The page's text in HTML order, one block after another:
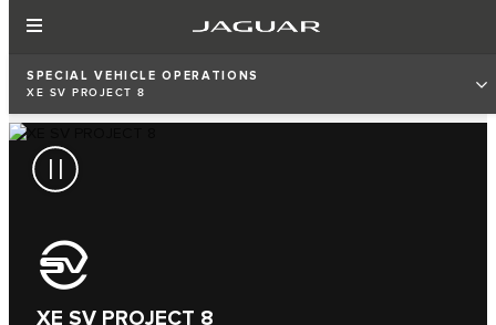
SPECIAL VEHICLE OPERATIONS
XE SV PROJECT 8
XE SV PROJECT 8